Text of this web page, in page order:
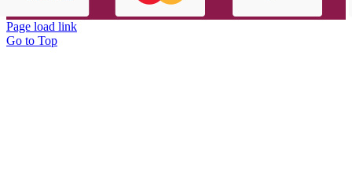
Page load link
Go to Top